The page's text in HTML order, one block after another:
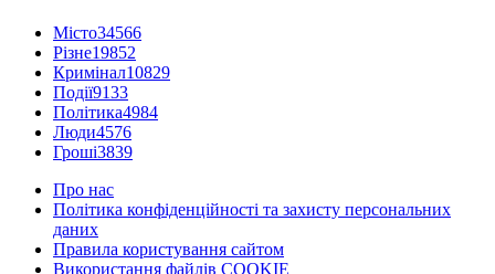
Місто34566
Різне19852
Кримінал10829
Події9133
Політика4984
Люди4576
Гроші3839
Про нас
Політика конфіденційності та захисту персональних
даних
Правила користування сайтом
Використання файлів COOKIE